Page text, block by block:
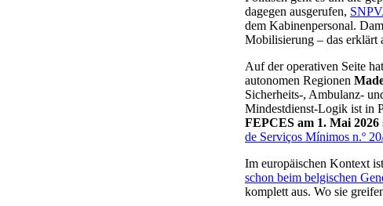
dagegen ausgerufen,
dem Kabinenpersonal.
Mobilisierung – das erklärt
Auf der operativen Seite hat
autonomen Regionen
Sicherheits-, Ambulanz-
Mindestdienst-Logik ist in
FEPCES am 1. Mai 2026
de Serviços Mínimos n.º
Im europäischen Kontext
schon beim belgischen
komplett aus. Wo sie